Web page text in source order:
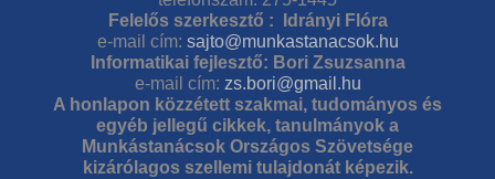
Felelős szerkesztő : Idrányi Flóra
e-mail cím: sajto@munkastanacsok.hu
Informatikai fejlesztő: Bori Zsuzsanna
e-mail cím: zs.bori@gmail.hu
A honlapon közzétett szakmai, tudományos és
egyéb jellegű cikkek, tanulmányok a
Munkástanácsok Országos Szövetsége
kizárólagos szellemi tulajdonát képezik.